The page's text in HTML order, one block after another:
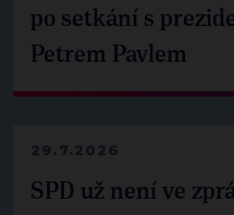
po setkání s
Petrem Pavlem
29.7.2026
SPD už není ve